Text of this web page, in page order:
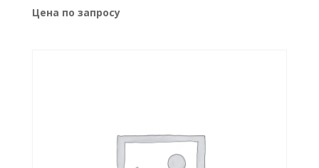
Цена по запросу